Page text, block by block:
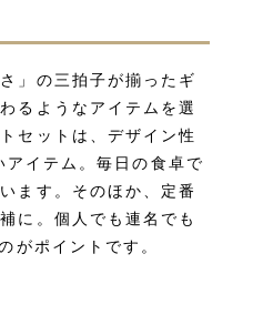
」の三拍子が揃ったギ
るようなアイテムを選
セットは、デザイン性
イテム。毎日の食卓で
ます。そのほか、定番
に。個人でも連名でも
がポイントです。